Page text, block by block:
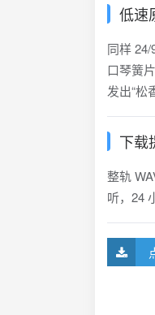
低速
同样
口琴簧
发出“松
下载
整轨
听，24